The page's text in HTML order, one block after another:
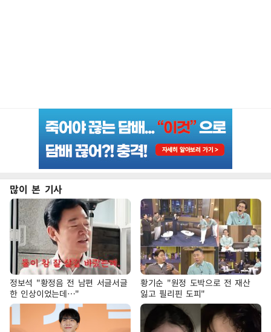
많이 본 기사
정보석 "황정음 전 남편 서글서글
한 인상이었는데…"
황기순 "원정 도박으로 전 재산
잃고 필리핀 도피"